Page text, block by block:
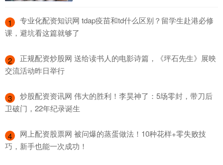
1
​专业化配资知识网 tdap疫苗和td什么区别？留学生赴港必修
课，避坑看这篇就够了
2
​正规配资炒股网 送给读书人的电影诗篇，《坪石先生》展映
交流活动昨日举行
3
​炒股配资资讯网 伟大的胜利！李昊神了：5场零封，带刀后
卫破门，22年纪录诞生
4
​网上配资股票网 被问爆的蒸蛋做法！10种花样+零失败技
巧，新手也能一次成功！